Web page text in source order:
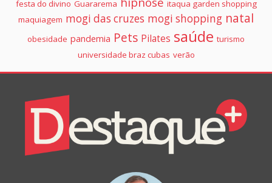
festa do divino Guararema
itaqua garden shopping
maquiagem mogi das cruzes mogi shopping natal
obesidade pandemia Pets Pilates saúde turismo
universidade braz cubas verão
Colunistas
Destaque+
Online